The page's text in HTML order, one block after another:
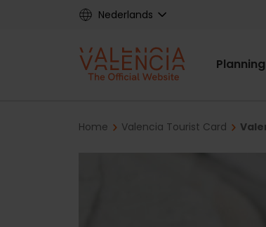
Nederlands
Planning
Breadcrumb
Home Valencia Tourist Card